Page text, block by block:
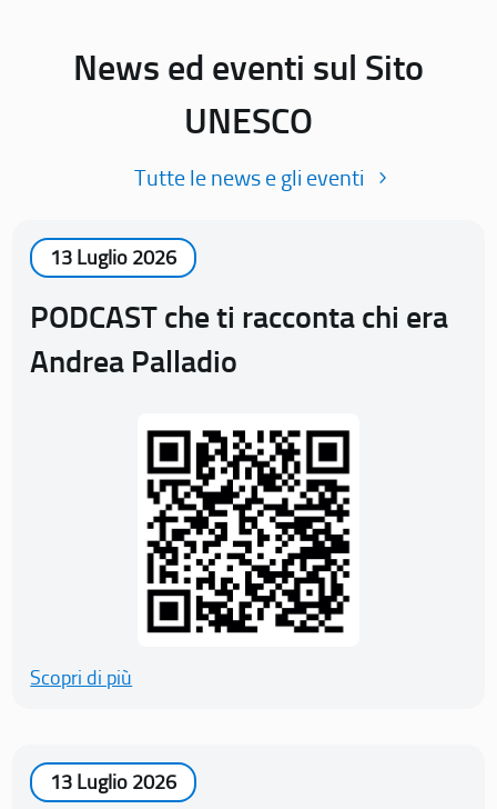
News ed eventi sul Sito
UNESCO
Tutte le news e gli eventi
13 Luglio 2026
PODCAST che ti racconta chi era
Andrea Palladio
Scopri di più
13 Luglio 2026